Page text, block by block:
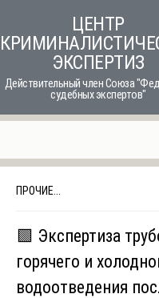
content
ЦЕНТР
ЭКСПЕРТИЗ
Действительный член Союза
судебных экспертов"
ПРОЧИЕ...
🟩 Экспертиза
горячего и
водоотведения